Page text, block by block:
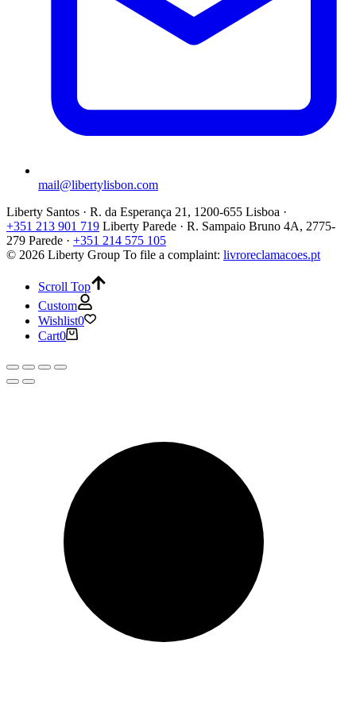
mail@libertylisbon.com
Liberty Santos · R. da Esperança 21, 1200-655 Lisboa ·
+351 213 901 719 Liberty Parede · R. Sampaio Bruno 4A, 2775-
279 Parede · +351 214 575 105
© 2026 Liberty Group To file a complaint: livroreclamacoes.pt
Scroll Top
Custom
Wishlist0
Cart0